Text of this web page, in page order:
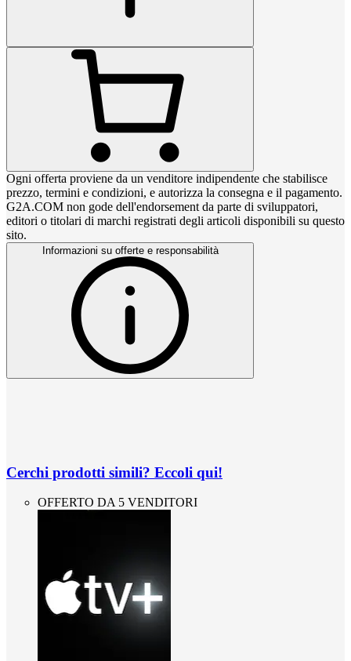
Ogni offerta proviene da un venditore indipendente che stabilisce
prezzo, termini e condizioni, e autorizza la consegna e il pagamento.
G2A.COM non gode dell'endorsement da parte di sviluppatori,
editori o titolari di marchi registrati degli articoli disponibili su questo
sito.
Informazioni su offerte e responsabilità
Cerchi prodotti simili? Eccoli qui!
OFFERTO DA 5 VENDITORI